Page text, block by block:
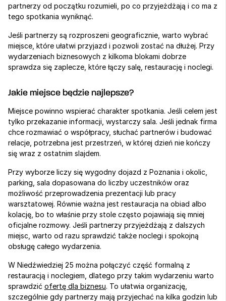
partnerzy od początku rozumieli, po co przyjeżdżają i co ma z
tego spotkania wyniknąć.
Jeśli partnerzy są rozproszeni geograficznie, warto wybrać
miejsce, które ułatwi przyjazd i pozwoli zostać na dłużej. Przy
wydarzeniach biznesowych z kilkoma blokami dobrze
sprawdza się zaplecze, które łączy salę, restaurację i noclegi.
Jakie miejsce będzie najlepsze?
Miejsce powinno wspierać charakter spotkania. Jeśli celem jest
tylko przekazanie informacji, wystarczy sala. Jeśli jednak firma
chce rozmawiać o współpracy, słuchać partnerów i budować
relacje, potrzebna jest przestrzeń, w której dzień nie kończy
się wraz z ostatnim slajdem.
Przy wyborze liczy się wygodny dojazd z Poznania i okolic,
parking, sala dopasowana do liczby uczestników oraz
możliwość przeprowadzenia prezentacji lub pracy
warsztatowej. Równie ważna jest restauracja na obiad albo
kolację, bo to właśnie przy stole często pojawiają się mniej
oficjalne rozmowy. Jeśli partnerzy przyjeżdżają z dalszych
miejsc, warto od razu sprawdzić także noclegi i spokojną
obsługę całego wydarzenia.
W Niedźwiedziej 25 można połączyć część formalną z
restauracją i noclegiem, dlatego przy takim wydarzeniu warto
sprawdzić ofertę dla biznesu. To ułatwia organizację,
szczególnie gdy partnerzy mają przyjechać na kilka godzin lub